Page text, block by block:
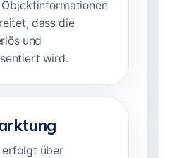
dass die
und
wird.
erfolgt über